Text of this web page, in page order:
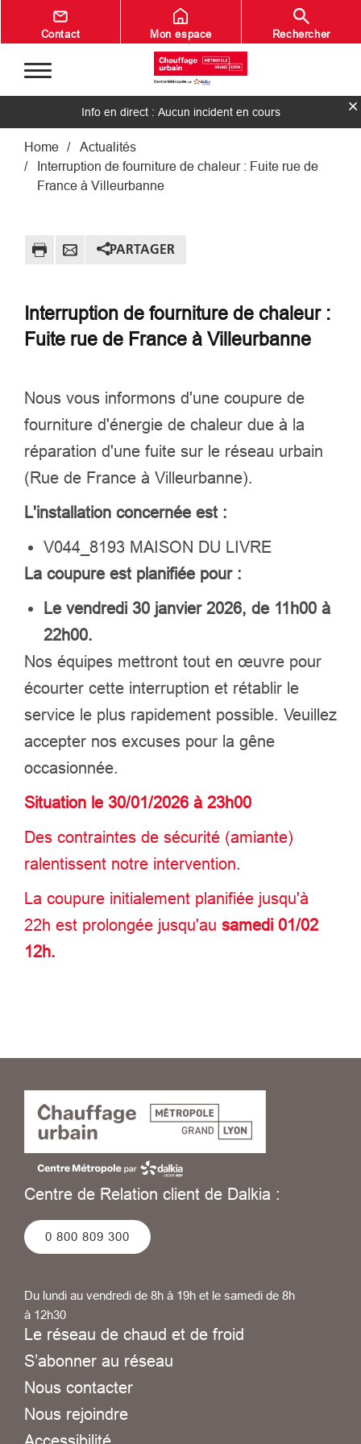
Aller au contenu principal
Contact Mon espace Rechercher
Info en direct : Aucun incident en cours
Fil d'Ariane
Home
Actualités
Interruption de fourniture de chaleur : Fuite rue de
France à Villeurbanne
PARTAGER
Interruption de fourniture de chaleur :
Fuite rue de France à Villeurbanne
Nous vous informons d'une coupure de
fourniture d'énergie de chaleur due à la
réparation d'une fuite sur le réseau urbain
(Rue de France à Villeurbanne).
L'installation concernée est :
V044_8193 MAISON DU LIVRE
La coupure est planifiée pour :
Le vendredi 30 janvier 2026, de 11h00 à
22h00.
Nos équipes mettront tout en œuvre pour
écourter cette interruption et rétablir le
service le plus rapidement possible. Veuillez
accepter nos excuses pour la gêne
occasionnée.
Situation le 30/01/2026 à 23h00
Des contraintes de sécurité (amiante)
ralentissent notre intervention.
La coupure initialement planifiée jusqu'à
22h est prolongée jusqu'au samedi 01/02
12h.
Centre de Relation client de Dalkia :
0 800 809 300
Du lundi au vendredi de 8h à 19h et le samedi de 8h
à 12h30
Le réseau de chaud et de froid
S’abonner au réseau
Nous contacter
Nous rejoindre